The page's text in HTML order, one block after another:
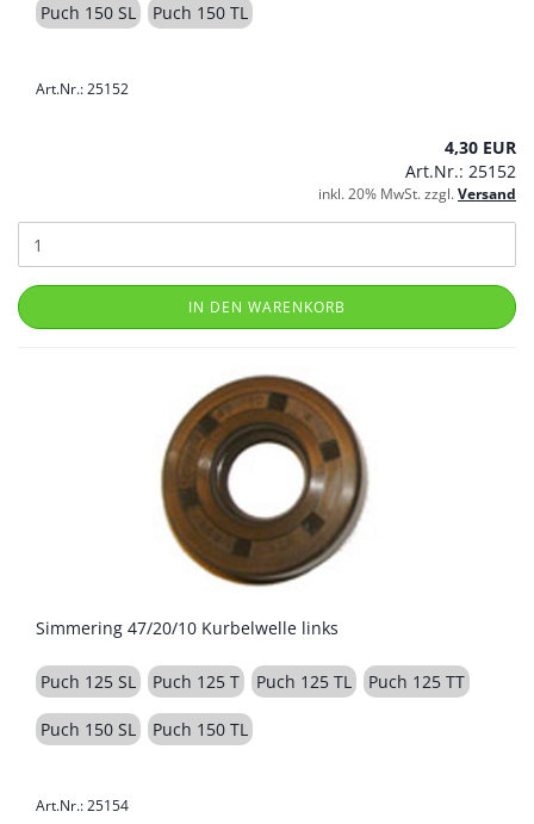
Puch 150 SL Puch 150 TL
Art.Nr.: 25152
4,30 EUR
Art.Nr.: 25152
inkl. 20% MwSt. zzgl.Versand
IN DEN WARENKORB
Simmering 47/20/10 Kurbelwelle links
Puch 125 SL Puch 125 T Puch 125 TL Puch 125 TT
Puch 150 SL Puch 150 TL
Art.Nr.: 25154